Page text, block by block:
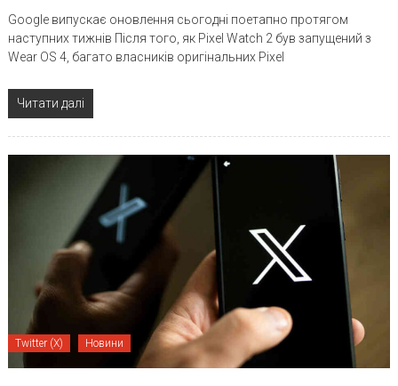
Google випускає оновлення сьогодні поетапно протягом
наступних тижнів Після того, як Pixel Watch 2 був запущений з
Wear OS 4, багато власників оригінальних Pixel
Читати далі
Twitter (X) Новини